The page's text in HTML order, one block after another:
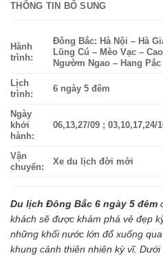
THÔNG TIN BỔ SUNG
Hành
trình:
Đông Bắc: Hà Nội – Hà
Lũng Cú – Mèo Vạc –
Ngườm Ngao – Hang
Lịch
trình:
6 ngày 5 đêm
Ngày
khởi
hành:
06,13,27/09 ; 03,10,17,24/
Vận
chuyển:
Xe du lịch đời mới
Du lịch Đông Bắc 6 ngày 5 đêm
khách sẽ được khám phá vẻ đẹp
những khối nước lớn đổ xuống
khung cảnh thiên nhiên kỳ vĩ.